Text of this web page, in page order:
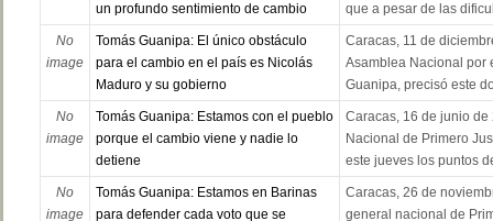
un profundo sentimiento de cambio
que a pesar de las
No
image
Tomás Guanipa: El único obstáculo
para el cambio en el país es Nicolás
Maduro y su gobierno
Caracas, 11 de
Asamblea Nacional por
Guanipa, precisó este
No
image
Tomás Guanipa: Estamos con el pueblo
porque el cambio viene y nadie lo
detiene
Caracas, 16 de junio
Nacional de Primero
este jueves los puntos
No
image
Tomás Guanipa: Estamos en Barinas
para defender cada voto que se
Caracas, 26 de
general nacional de